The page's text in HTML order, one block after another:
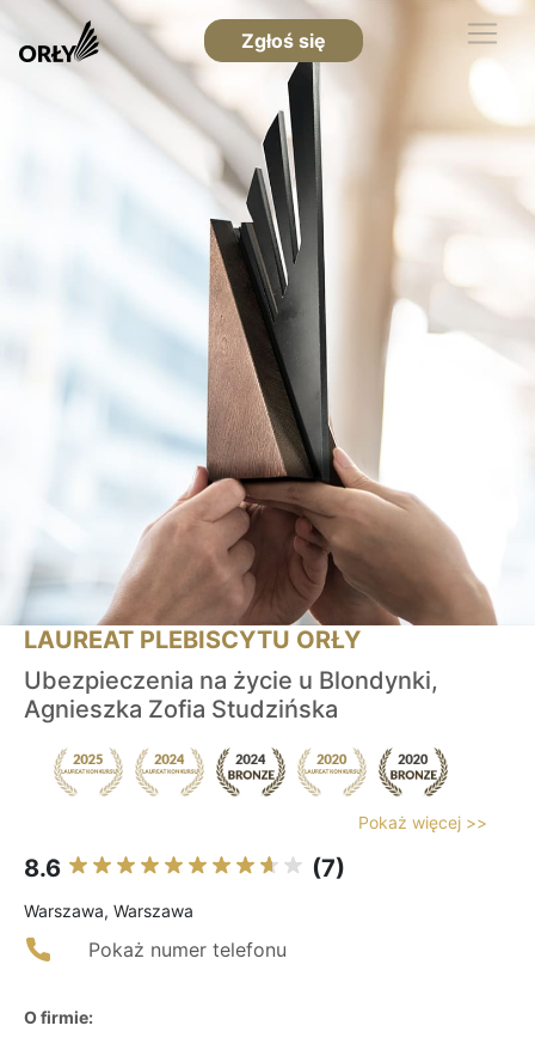
Zgłoś się
LAUREAT PLEBISCYTU ORŁY
Ubezpieczenia na życie u Blondynki,
Agnieszka Zofia Studzińska
Pokaż więcej >>
8.6 (7)
Warszawa, Warszawa
Pokaż numer telefonu
O firmie: